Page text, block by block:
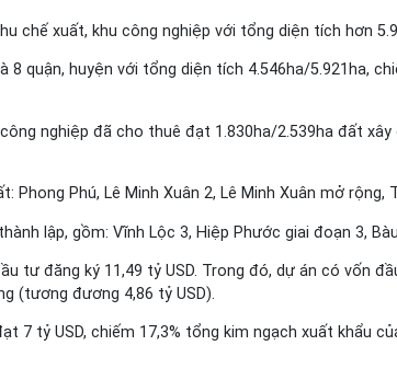
chế xuất, khu công nghiệp với tổng diện tích hơn
quận, huyện với tổng diện tích 4.546ha/5.921ha,
nghiệp đã cho thuê đạt 1.830ha/2.539ha đất
Phú, Lê Minh Xuân 2, Lê Minh Xuân mở rộng,
lập, gồm: Vĩnh Lộc 3, Hiệp Phước giai đoạn 3,
tư đăng ký 11,49 tỷ USD. Trong đó, dự án có vốn
(tương đương 4,86 tỷ USD).
tỷ USD, chiếm 17,3% tổng kim ngạch xuất khẩu